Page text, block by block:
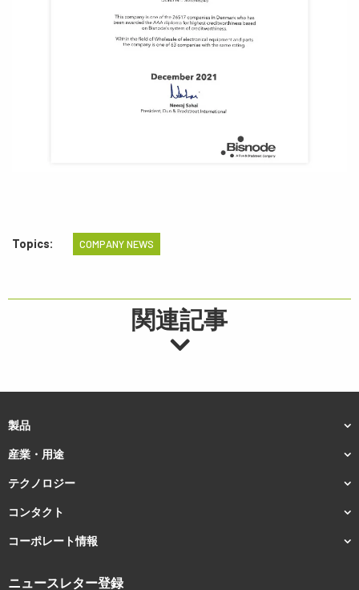
Topics: COMPANY NEWS
関連記事
製品
産業・用途
テクノロジー
コンタクト
コーポレート情報
ニュースレター登録